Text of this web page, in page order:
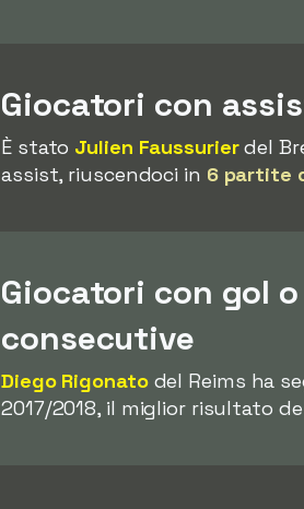
Giocatori con
È stato Julien Faussurierdel
assist, riuscendoci in 6 partite
Giocatori con gol
consecutive
Diego Rigonatodel Reims ha
2017/2018, il miglior risultato